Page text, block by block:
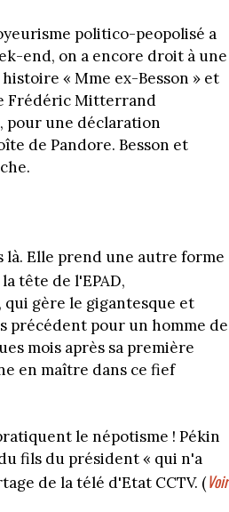
politico-peopolisé a
end, on a encore droit à une
« Mme ex-Besson » et
Frédéric Mitterrand
pour une déclaration
de Pandore. Besson et
Elle prend une autre forme
tête de l'EPAD,
gère le gigantesque et
précédent pour un homme de
mois après sa première
en maître dans ce fief
le népotisme ! Pékin
fils du président « qui n'a
de la télé d'Etat CCTV. (Voir